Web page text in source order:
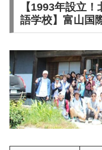
【1993年設立
語学校】富山国